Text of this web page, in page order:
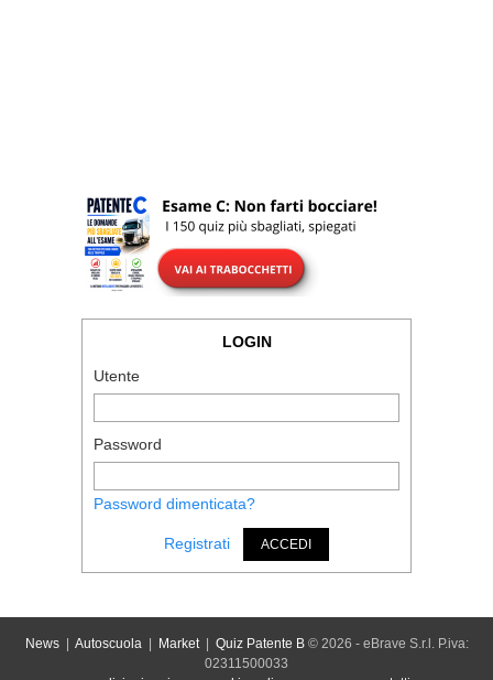
LOGIN
Utente
Password
Password dimenticata?
Registrati ACCEDI
News| Autoscuola| Market| Quiz Patente B© 2026 - eBrave S.r.l. P.iva:
02311500033